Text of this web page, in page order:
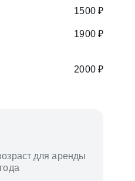
не является публичной
1500 ₽
1900 ₽
2000 ₽
для аренды